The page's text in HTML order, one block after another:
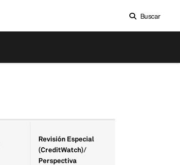
Buscar
Revisión Especial
(CreditWatch)/
Perspectiva